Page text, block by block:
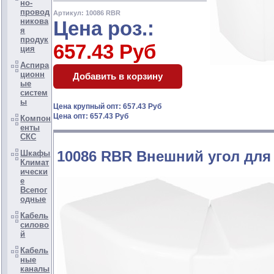
но-
провод
никова
я
продук
ция
Аспира
ционн
ые
систем
ы
Компон
енты
СКС
Шкафы
Климат
ически
е
Всепог
одные
Кабель
силово
й
Кабель
ные
каналы
Артикул: 10086 RBR
Цена роз.:
657.43 Руб
Цена крупный опт: 657.43 Руб
Цена опт: 657.43 Руб
10086 RBR Внешний угол